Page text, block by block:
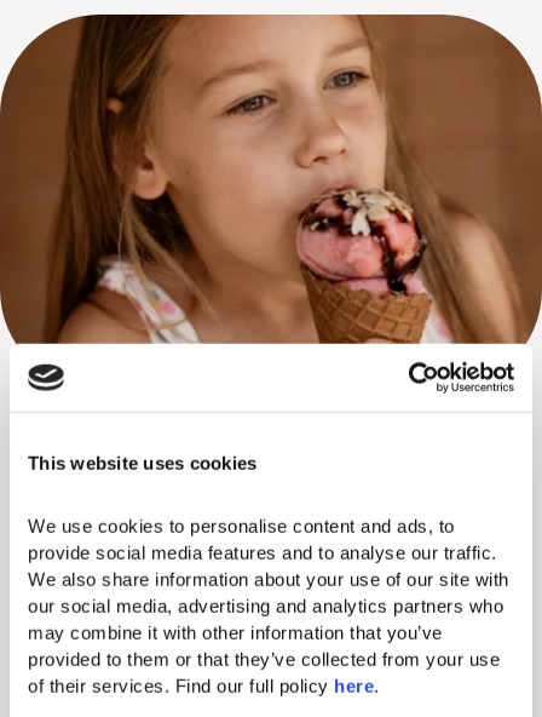
This website uses cookies
We use cookies to personalise content and ads, to
provide social media features and to analyse our traffic.
We also share information about your use of our site with
our social media, advertising and analytics partners who
may combine it with other information that you’ve
provided to them or that they’ve collected from your use
of their services. Find our full policy here.
NÄCHTLICHE ABENTEUER
Tauchen Sie ein in das pulsierende Nachtleben von Zante mit
angenehme Fahrt mit unserem Shuttle-Service, der Hin- und
Rückfahrt beinhaltet.
Paare können sich in einer ausgewählten Bar in Zante einen
kostenlosen Drink oder Cocktail genehmigen, während
Familien ein gratis Eis genießen können. Zudem erhalten sie